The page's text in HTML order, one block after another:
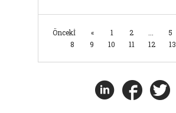
Öncekİ « 1 2 5
8
9 10 11 12 13